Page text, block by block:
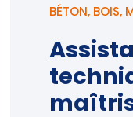
BÉTON, BOIS,